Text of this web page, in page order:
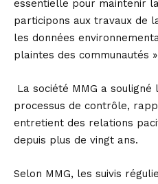
essentielle pour maintenir
participons aux travaux de
les données
plaintes des communautés
La société MMG a souligné
processus de contrôle,
entretient des relations
depuis plus de vingt ans.
Selon MMG, les suivis